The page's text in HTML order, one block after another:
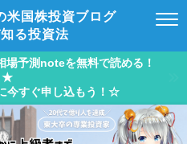
米国株投資ブログ
る投資法
予測noteを無料で読める！
★
今すぐ申し込もう！☆